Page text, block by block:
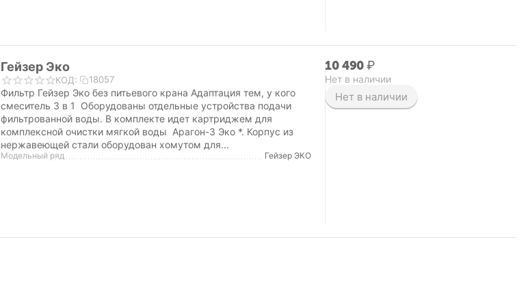
Гейзер Эко
КОД: 18057
Фильтр Гейзер Эко без питьевого крана Адаптация тем, у кого
смеситель 3 в 1 Оборудованы отдельные устройства подачи
фильтрованной воды. В комплекте идет картриджем для
комплексной очистки мягкой воды Арагон-3 Эко *. Корпус из
нержавеющей стали оборудован хомутом для...
Модельный ряд Гейзер ЭКО
10 490₽
Нет в наличии
Нет в наличии